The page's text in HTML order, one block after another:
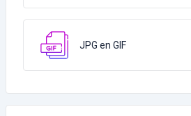
JPG en GIF